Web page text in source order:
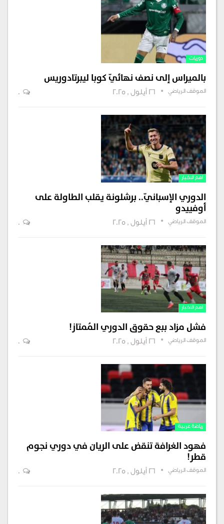
دوريات
بالميراس إلى نصف نهائيّ كوبا ليبرتادوريس
الموقف الرياضي 26 أيلول , 2025 0
اهم الاخبار
الدوري الإسبانيّ.. برشلونة يقلب الطاولة على
أوفييدو
الموقف الرياضي 26 أيلول , 2025 0
اهم الاخبار
فشل مزاد ببع حقوق الدوري المُمتاز!
الموقف الرياضي 26 أيلول , 2025 0
رياضة عربية
فهود الغرافة تنقض على الريان في دوري نجوم
قطر!
الموقف الرياضي 26 أيلول , 2025 0